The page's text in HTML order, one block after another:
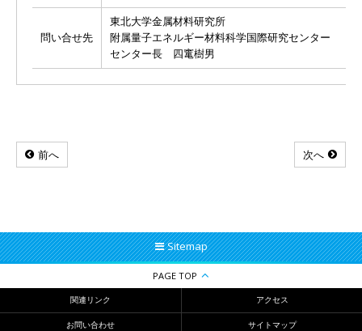
問い合せ先
東北大学金属材料研究所
附属量子エネルギー材料科学国際研究センター
センター長 四竃樹男
前へ 次へ
Sitemap
PAGE TOP
関連リンク アクセス
お問い合わせ サイトマップ